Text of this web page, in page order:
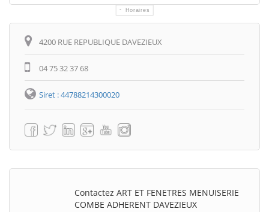
Horaires
4200 RUE REPUBLIQUE DAVEZIEUX
04 75 32 37 68
Siret : 44788214300020
Contactez ART ET FENETRES MENUISERIE
COMBE ADHERENT DAVEZIEUX